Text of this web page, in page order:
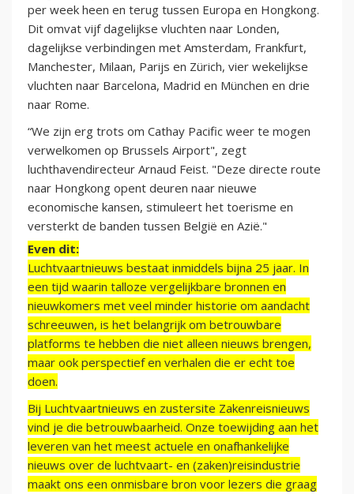
per week heen en terug tussen Europa en Hongkong.
Dit omvat vijf dagelijkse vluchten naar Londen,
dagelijkse verbindingen met Amsterdam, Frankfurt,
Manchester, Milaan, Parijs en Zürich, vier wekelijkse
vluchten naar Barcelona, Madrid en München en drie
naar Rome.
“We zijn erg trots om Cathay Pacific weer te mogen
verwelkomen op Brussels Airport", zegt
luchthavendirecteur Arnaud Feist. "Deze directe route
naar Hongkong opent deuren naar nieuwe
economische kansen, stimuleert het toerisme en
versterkt de banden tussen België en Azië."
Even dit:
Luchtvaartnieuws bestaat inmiddels bijna 25 jaar. In
een tijd waarin talloze vergelijkbare bronnen en
nieuwkomers met veel minder historie om aandacht
schreeuwen, is het belangrijk om betrouwbare
platforms te hebben die niet alleen nieuws brengen,
maar ook perspectief en verhalen die er echt toe
doen.
Bij Luchtvaartnieuws en zustersite Zakenreisnieuws
vind je die betrouwbaarheid. Onze toewijding aan het
leveren van het meest actuele en onafhankelijke
nieuws over de luchtvaart- en (zaken)reisindustrie
maakt ons een onmisbare bron voor lezers die graag